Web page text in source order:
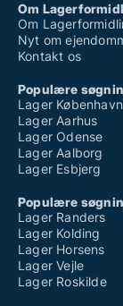
Om
Om
Nyt om
Kontakt os
Populære
Lager København
Lager Aarhus
Lager Odense
Lager Aalborg
Lager Esbjerg
Populære
Lager Randers
Lager Kolding
Lager Horsens
Lager Vejle
Lager Roskilde